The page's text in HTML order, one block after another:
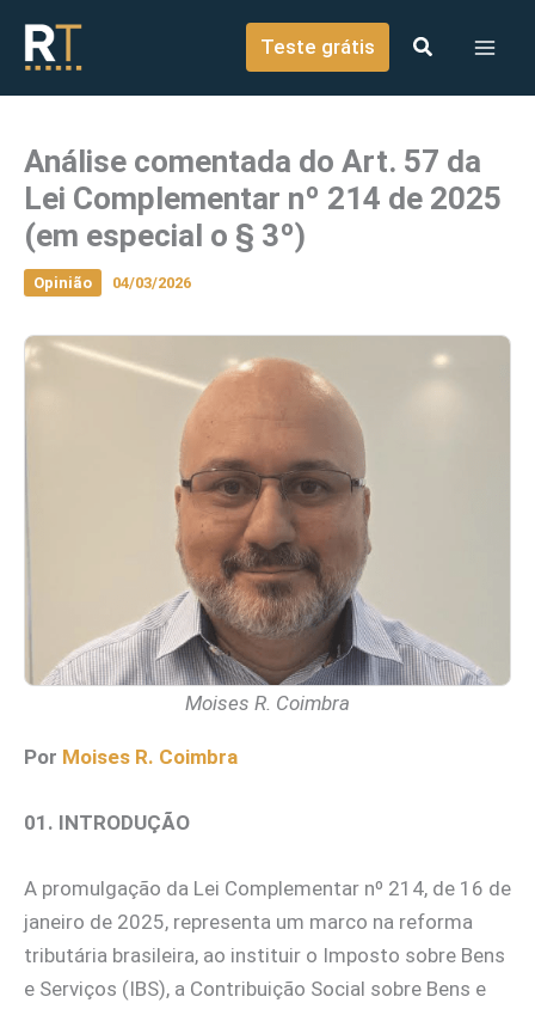
conteúdo
Teste grátis
Análise comentada do Art. 57 da
Lei Complementar nº 214 de 2025
(em especial o § 3º)
Opinião 04/03/2026
Moises R. Coimbra
Por Moises R. Coimbra
01. INTRODUÇÃO
A promulgação da Lei Complementar nº 214, de 16 de
janeiro de 2025, representa um marco na reforma
tributária brasileira, ao instituir o Imposto sobre Bens
e Serviços (IBS), a Contribuição Social sobre Bens e